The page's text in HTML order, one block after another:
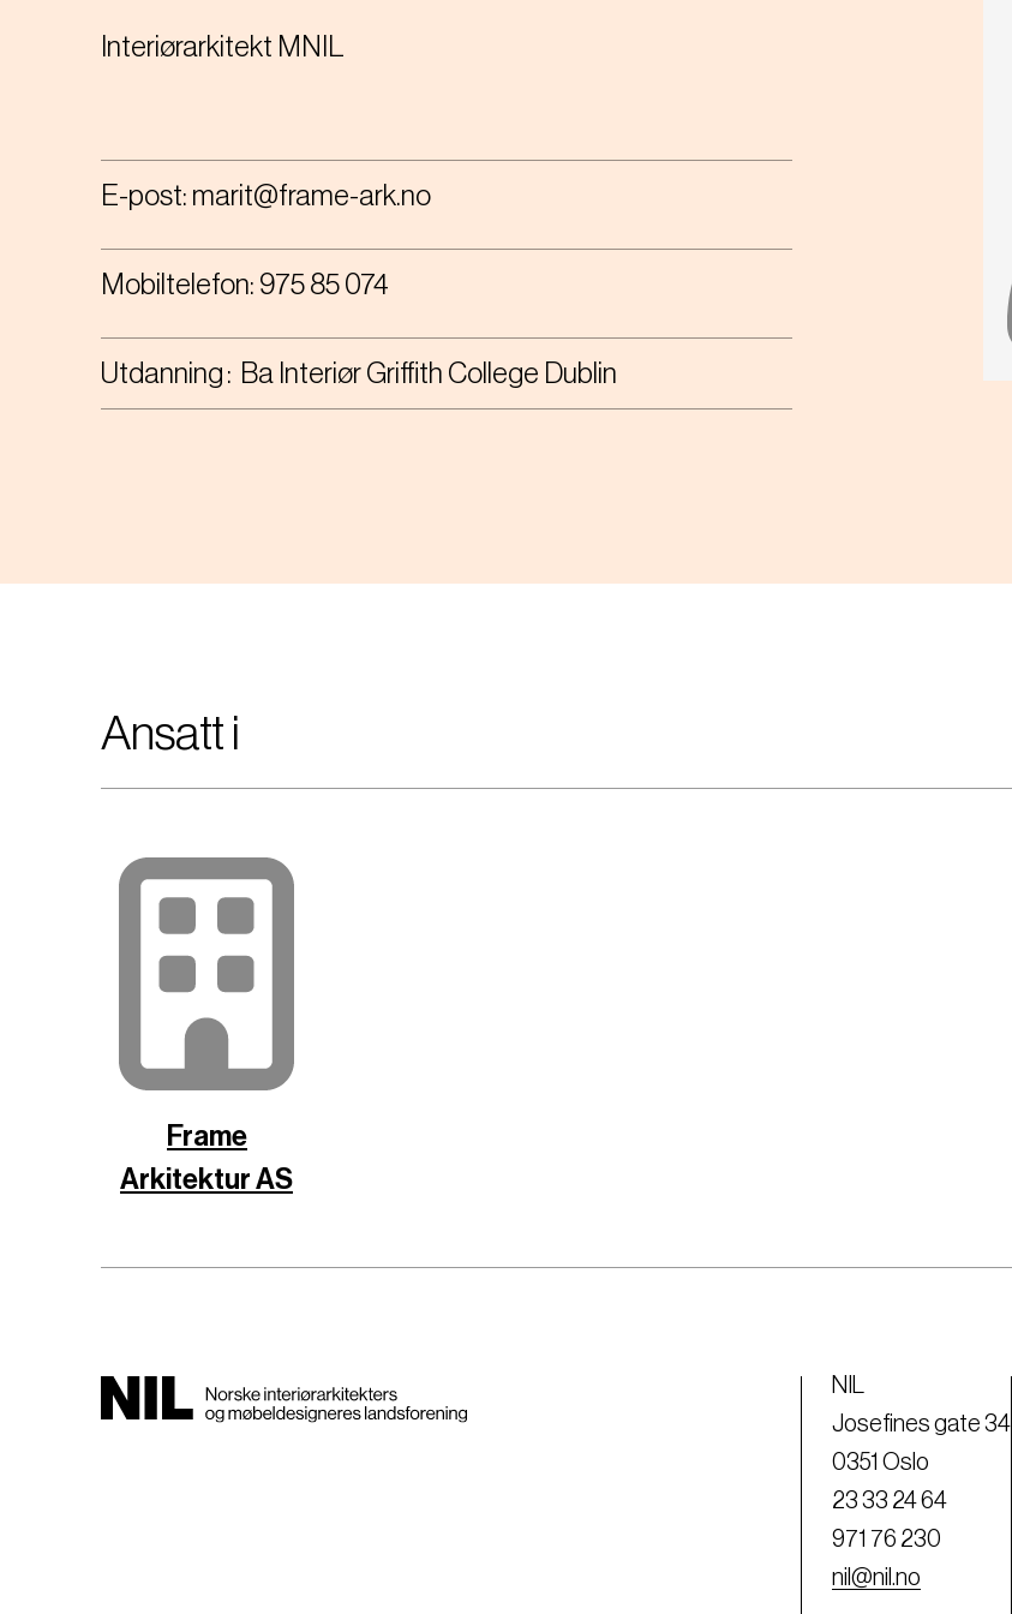
Interiørarkitekt MNIL
E-post: marit@frame-ark.no
Mobiltelefon: 975 85 074
Utdanning Ba Interiør Griffith College Dublin
Ansatt i
Frame
Arkitektur AS
NIL
Josefines gate 34
0351 Oslo
23 33 24 64
971 76 230
nil@nil.no